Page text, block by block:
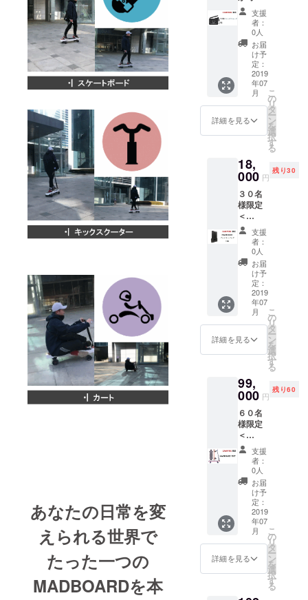
あなたの日常を変
えられる世界で
たった一つの
MADBOARDを本
ター
サービ
ス期間
内には
修理作
業コス
トを完
全免除
３、
バッテ
リー
つまで
20％割
引適用
４、
MADB
OARD
の部分
塗装作
業20%
割引
５、
MADB
OARD
の全体
塗装作
業20%
割引
滑り止
めパッ
ド１つ
提供
*SERVI
CE
CARD
は他人
に譲渡
できま
せん。
ユー
ザー
データ
MADFU
TUREか
ら管理
なサー
ビス
カード
です。
＜サー
ビス
カード
の提供
内容＞
１、ア
フター
サービ
スの必
る部品
に対し
て最大
40%オ
フ ２、
アフ
ター
サービ
ス期間
内には
修理作
業コス
トを完
全免除
３、
バッテ
リー
つまで
20％割
引適用
４、
MADB
OARD
の部分
塗装作
業20%
割引
５、
MADB
OARD
の全体
塗装作
業20%
割引
支援
者：
0人
お届
け予
定：
2019
年07
月
詳細を見る
こ
の
リ
タ
ー
ン
を
選
択
す
る
18,
000 円
残り30
３０名
様限定
＜
MADB
OARD
のバッ
テリー
パック
１つ＞
バッテ
リー管
理シス
テム
(BMS)
が含ま
れ、
45分の
充電
で、
10Km
走行が
可能！
詳細は
本文を
ご参照
くださ
い。
支援
者：
0人
お届
け予
定：
2019
年07
月
詳細を見る
こ
の
リ
タ
ー
ン
を
選
択
す
る
99,
000 円
残り60
６０名
様限定
＜
MADB
OARD
１SET
＞
MADB
OARD
本体
バッテ
リー
パック
１EA コ
ント
ロー
支援
者：
0人
お届
け予
定：
2019
年07
月
詳細を見る
こ
の
リ
タ
ー
ン
を
選
択
す
る